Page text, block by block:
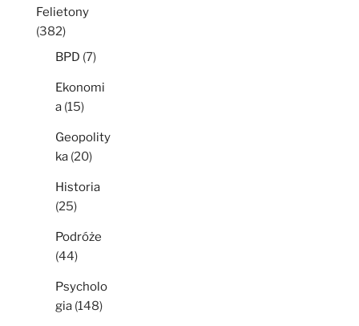
Felietony
(382)
BPD (7)
Ekonomi
a (15)
Geopolity
ka (20)
Historia
(25)
Podróże
(44)
Psycholo
gia (148)